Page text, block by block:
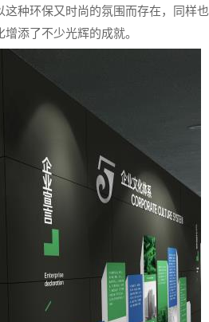
种环保又时尚的氛围而存在，同样也
添了不少光辉的成就。